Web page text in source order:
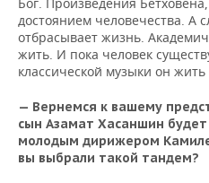
достоянием человечества. А
отбрасывает жизнь.
жить. И пока человек
классической музыки он
— Вернемся к вашему
сын Азамат Хасаншин
молодым дирижером
вы выбрали такой тандем?